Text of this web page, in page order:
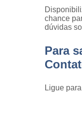
chance
dúvidas
Para
Ligue para